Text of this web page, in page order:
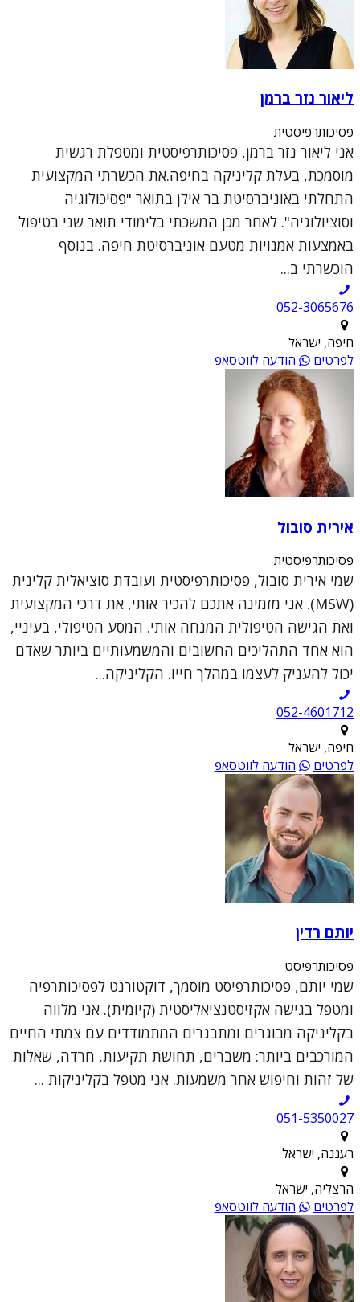
ליאור נזר ברמן
פסיכותרפיסטית
אני ליאור נזר ברמן, פסיכותרפיסטית ומטפלת רגשית
מוסמכת, בעלת קליניקה בחיפה.את הכשרתי המקצועית
התחלתי באוניברסיטת בר אילן בתואר "פסיכולוגיה
וסוציולוגיה". לאחר מכן המשכתי בלימודי תואר שני בטיפול
באמצעות אמנויות מטעם אוניברסיטת חיפה. בנוסף
הוכשרתי ב...
052-3065676
חיפה, ישראל
לפרטים
הודעה לווטסאפ
אירית סובול
פסיכותרפיסטית
שמי אירית סובול, פסיכותרפיסטית ועובדת סוציאלית קלינית
(MSW). אני מזמינה אתכם להכיר אותי, את דרכי המקצועית
ואת הגישה הטיפולית המנחה אותי. המסע הטיפולי, בעיניי,
הוא אחד התהליכים החשובים והמשמעותיים ביותר שאדם
יכול להעניק לעצמו במהלך חייו. הקליניקה...
052-4601712
חיפה, ישראל
לפרטים
הודעה לווטסאפ
יותם רדין
פסיכותרפיסט
שמי יותם, פסיכותרפיסט מוסמך, דוקטורנט לפסיכותרפיה
ומטפל בגישה אקזיסטנציאליסטית (קיומית). אני מלווה
בקליניקה מבוגרים ומתבגרים המתמודדים עם צמתי החיים
המורכבים ביותר: משברים, תחושת תקיעות, חרדה, שאלות
של זהות וחיפוש אחר משמעות. אני מטפל בקליניקות ...
051-5350027
רעננה, ישראל
הרצליה, ישראל
לפרטים
הודעה לווטסאפ